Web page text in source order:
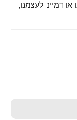
דמיינו לעצמנו,